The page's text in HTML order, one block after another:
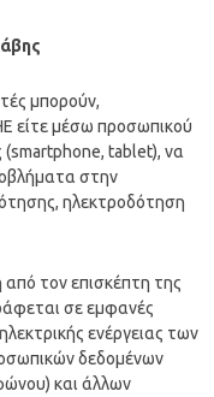
μπορούν,
είτε μέσω προσωπικού
(smartphone, tablet), να
στην
ηλεκτροδότηση
τον επισκέπτη της
σε εμφανές
ενέργειας των
δεδομένων
και άλλων